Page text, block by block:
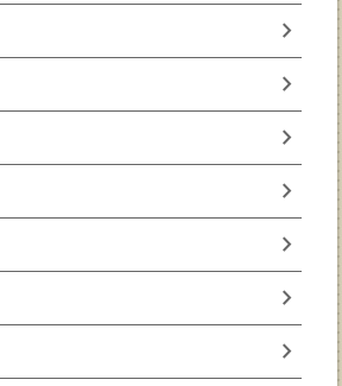
chevron_right
chevron_right
chevron_right
chevron_right
chevron_right
chevron_right
chevron_right